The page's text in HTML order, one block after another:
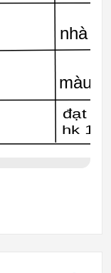
nhà
màu
đạt
hk 1